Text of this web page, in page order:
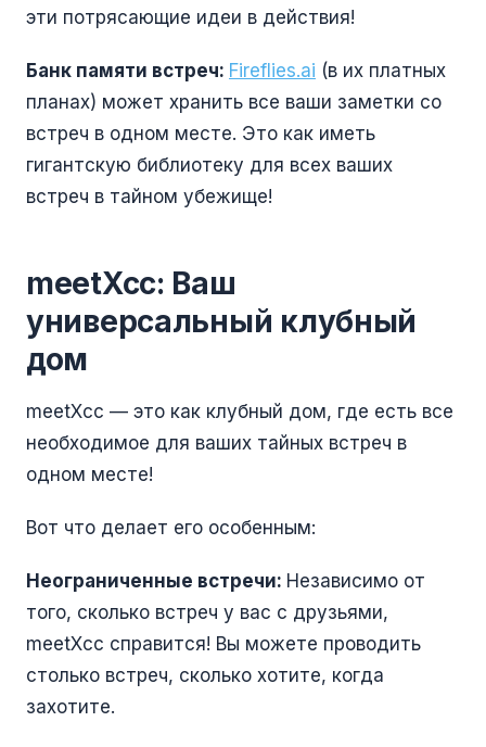
эти потрясающие идеи в действия!
Банк памяти встреч: Fireflies.ai (в их платных
планах) может хранить все ваши заметки со
встреч в одном месте. Это как иметь
гигантскую библиотеку для всех ваших
встреч в тайном убежище!
meetXcc: Ваш
универсальный клубный
дом
meetXcc — это как клубный дом, где есть все
необходимое для ваших тайных встреч в
одном месте!
Вот что делает его особенным:
Неограниченные встречи: Независимо от
того, сколько встреч у вас с друзьями,
meetXcc справится! Вы можете проводить
столько встреч, сколько хотите, когда
захотите.